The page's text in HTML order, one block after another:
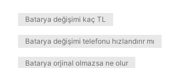
Batarya değişimi kaç TL
Batarya değişimi telefonu hızlandırır mı
Batarya orjinal olmazsa ne olur